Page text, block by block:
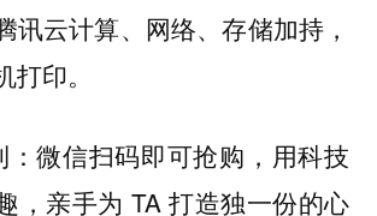
讯云计算、网络、存储加持，
印。
：微信扫码即可抢购，用科技
，亲手为 TA 打造独一份的心